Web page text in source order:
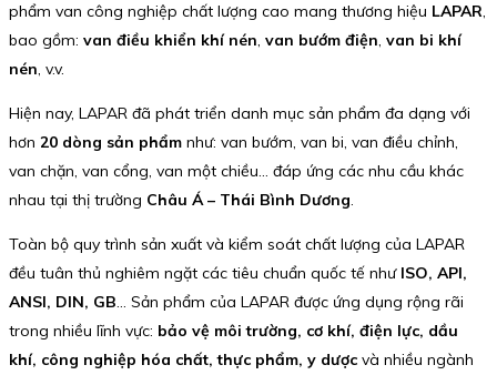
phẩm van công nghiệp chất lượng cao mang thương hiệu LAPAR,
bao gồm: van điều khiển khí nén, van bướm điện, van bi khí
nén, v.v.
Hiện nay, LAPAR đã phát triển danh mục sản phẩm đa dạng với
hơn 20 dòng sản phẩm như: van bướm, van bi, van điều chỉnh,
van chặn, van cổng, van một chiều… đáp ứng các nhu cầu khác
nhau tại thị trường Châu Á – Thái Bình Dương.
Toàn bộ quy trình sản xuất và kiểm soát chất lượng của LAPAR
đều tuân thủ nghiêm ngặt các tiêu chuẩn quốc tế như ISO, API,
ANSI, DIN, GB… Sản phẩm của LAPAR được ứng dụng rộng rãi
trong nhiều lĩnh vực: bảo vệ môi trường, cơ khí, điện lực, dầu
khí, công nghiệp hóa chất, thực phẩm, y dược và nhiều ngành